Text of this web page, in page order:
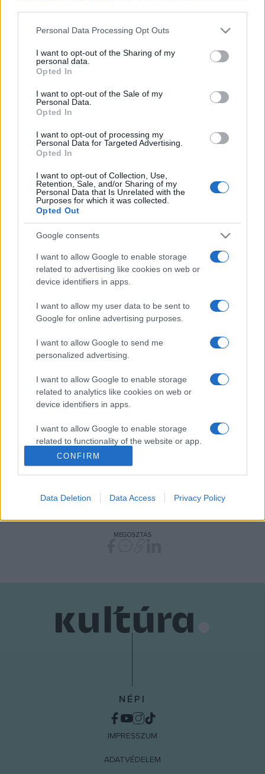
Please note that this website/app uses one or more Google
not limited to your visit or usage behaviour. You may click to
grant or deny consent to Google and its third-party tags to
use your data for below specified purposes in below Google
consent section.
Personal Data Processing Opt Outs
I want to opt-out of the Sharing of my
personal data.
Opted In
I want to opt-out of the Sale of my
Personal Data.
Opted In
I want to opt-out of processing my
Personal Data for Targeted Advertising.
Opted In
I want to opt-out of Collection, Use,
Retention, Sale, and/or Sharing of my
Personal Data that Is Unrelated with the
Purposes for which it was collected.
Opted Out
Google consents
I want to allow Google to enable storage
related to advertising like cookies on web or
device identifiers in apps.
I want to allow my user data to be sent to
Google for online advertising purposes.
I want to allow Google to send me
personalized advertising.
I want to allow Google to enable storage
related to analytics like cookies on web or
device identifiers in apps.
I want to allow Google to enable storage
related to functionality of the website or app.
I want to allow Google to enable storage
related to personalization.
I want to allow Google to enable storage
CONFIRM
Data Deletion Data Access Privacy Policy
A részletekért kattintson ide!
Az opera iránt érdeklődők is megtalálhatják a számításukat
az óbudai pódiumon.
Baranyi Ferenc
Irodalom című operamese-estek keretében február 22-én
közönséggel.A részletekért kattintson ide!
Szent Efrém Férfikar
A zenei világ 2010-ben két zseniális romantikus zeneszerző,
Chopin és Schumann előtt tiszteleg. Az ő műveikből ad
hangversenyt március elsején, a lengyel-franica komponista
zongoraművész.
Március 10-én indul útjára a Szentlélek hárfái - egy
hangverseny két helyszínen
melyen a Szent Efrém Férfikar
Bubnó Tamás
vezetésével
az egyházi ünnepkörhöz kötődő műsort mutat be a Szent
Péter és Pál-főplébánia-templomban, illetve a hangverseny
második részében világi kórusmuzsikát énekel a Társaskör
nagytermében. A különleges sorozat első vendége
lesz.
MEGOSZTÁS
NÉPI
IMPRESSZUM
ADATVÉDELEM